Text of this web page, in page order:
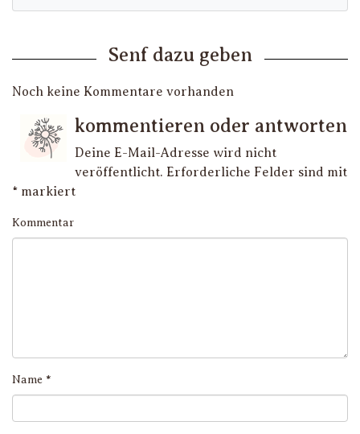
Senf dazu geben
Noch keine Kommentare vorhanden
kommentieren oder antworten
Deine E-Mail-Adresse wird nicht
veröffentlicht. Erforderliche Felder sind mit
* markiert
Kommentar
Name *